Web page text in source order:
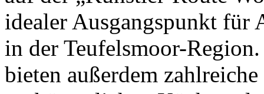
idealer Ausgangspunkt für
in der Teufelsmoor-
bieten außerdem